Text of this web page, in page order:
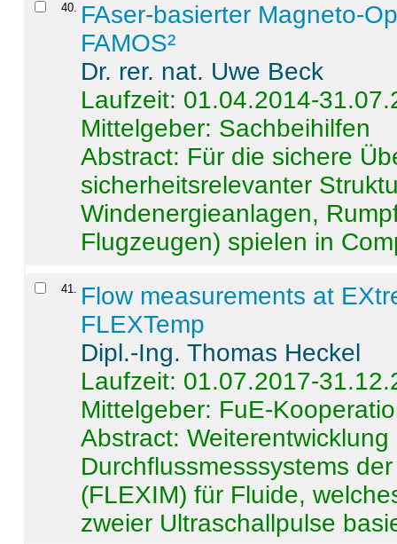
40. FAser-basierter Magneto-
FAMOS²
Dr. rer. nat. Uwe Beck
Laufzeit: 01.04.2014-
Mittelgeber: Sachbeihilfen
Abstract: Für die sichere
sicherheitsrelevanter
Windenergieanlagen,
Flugzeugen) spielen in
41. Flow measurements at
FLEXTemp
Dipl.-Ing. Thomas Heckel
Laufzeit: 01.07.2017-
Mittelgeber: FuE-
Abstract:
Durchflussmesssystems
(FLEXIM) für Fluide,
zweier Ultraschallpulse